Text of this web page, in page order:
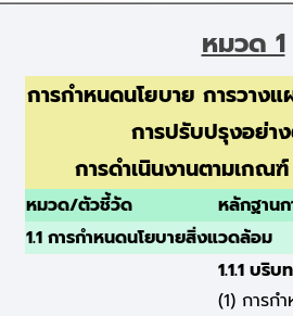
หมวด 1
การกำหนดนโยบาย การวางแ
การปรับปรุงอย่า
การดำเนินงานตามเกณ
หมวด/ตัวชี้วัด
หลักฐานก
1.1 การกำหนดนโยบายสิ่งแวดล้อม
1.1.1 บริ
(1) การก